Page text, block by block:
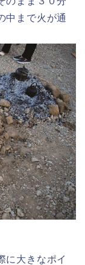
中まで火が通
に大きなポイ